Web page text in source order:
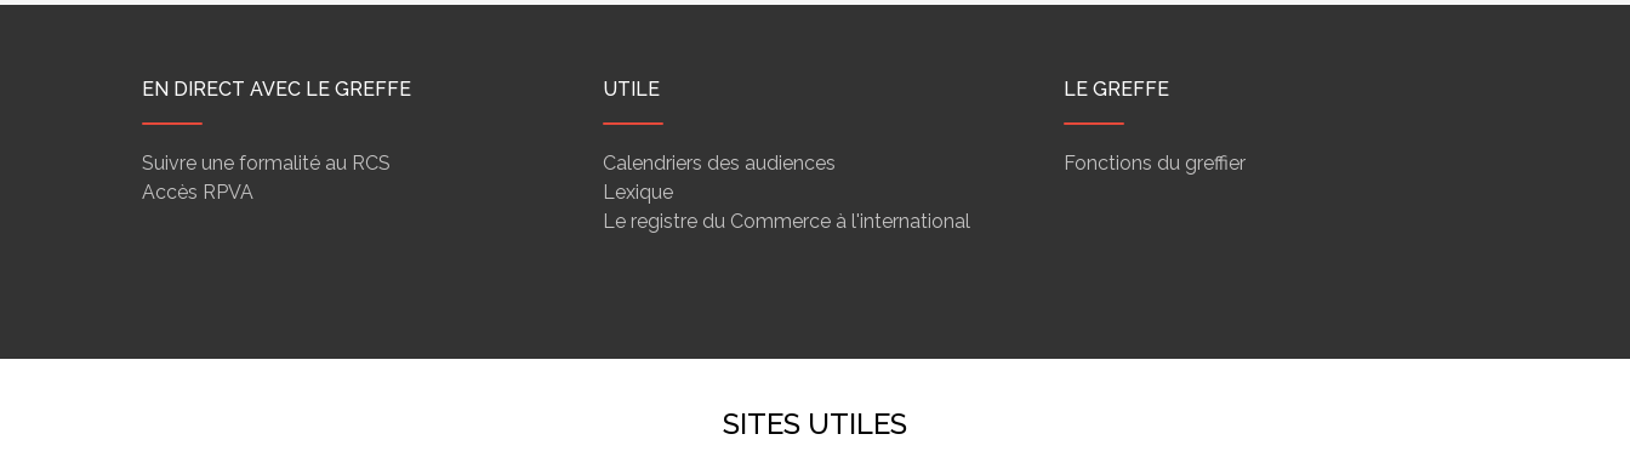
EN DIRECT AVEC LE GREFFE
Suivre une formalité au RCS
Accès RPVA
UTILE
Calendriers des audiences
Lexique
Le registre du Commerce à l'international
LE GREFFE
Fonctions du greffier
SITES UTILES